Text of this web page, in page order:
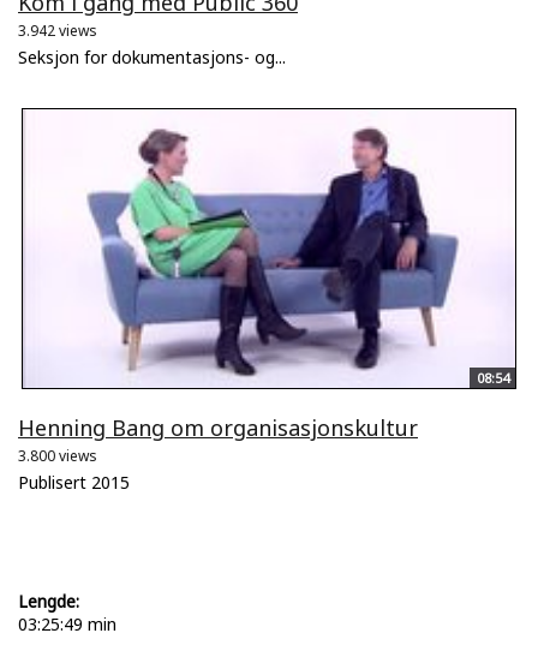
3.942 views
Seksjon for dokumentasjons- og...
08:54
Henning Bang om organisasjonskultur
3.800 views
Publisert 2015
Lengde:
03:25:49 min